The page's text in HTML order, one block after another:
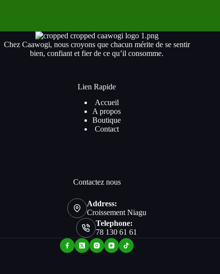
Chez Caawogi, nous croyons que chacun mérite de se sentir
bien, confiant et fier de ce qu’il consomme.
Lien Rapide
Accueil
A propos
Boutique
Contact
Contactez nous
Address:
Croissement Niagu
Telephone:
78 130 61 61